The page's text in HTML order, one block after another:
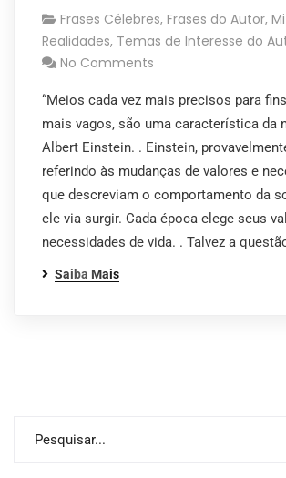
Frases Célebres, Frases do Autor,
Realidades, Temas de Interesse do
No Comments
“Meios cada vez mais precisos para
mais vagos, são uma característica da
Albert Einstein. . Einstein,
referindo às mudanças de valores e
que descreviam o comportamento da
ele via surgir. Cada época elege seus
necessidades de vida. . Talvez a
Saiba Mais